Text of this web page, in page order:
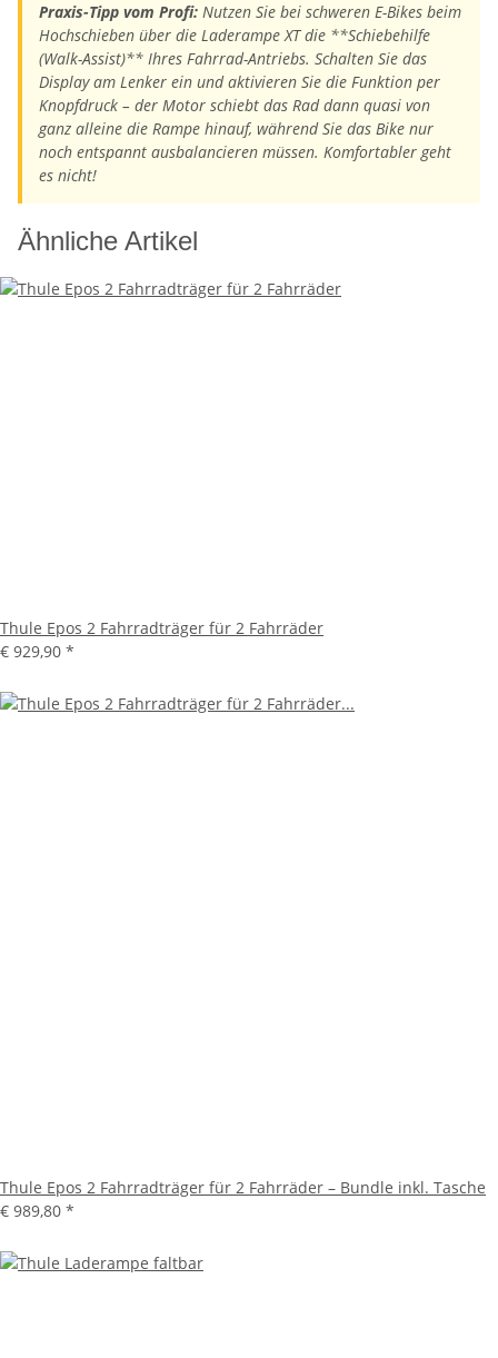
Praxis-Tipp vom Profi: Nutzen Sie bei schweren E-Bikes beim
Hochschieben über die Laderampe XT die **Schiebehilfe
(Walk-Assist)** Ihres Fahrrad-Antriebs. Schalten Sie das
Display am Lenker ein und aktivieren Sie die Funktion per
Knopfdruck – der Motor schiebt das Rad dann quasi von
ganz alleine die Rampe hinauf, während Sie das Bike nur
noch entspannt ausbalancieren müssen. Komfortabler geht
es nicht!
Ähnliche Artikel
Thule Epos 2 Fahrradträger für 2 Fahrräder
€ 929,90 *
Thule Epos 2 Fahrradträger für 2 Fahrräder – Bundle inkl. Tasche
€ 989,80 *